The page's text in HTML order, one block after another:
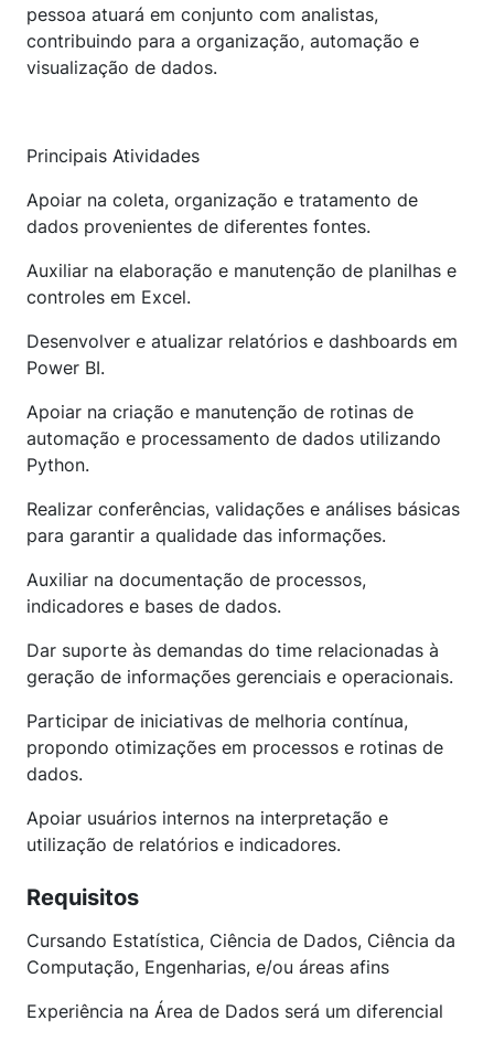
pessoa atuará em conjunto com analistas,
contribuindo para a organização, automação e
visualização de dados.
Principais Atividades
Apoiar na coleta, organização e tratamento de
dados provenientes de diferentes fontes.
Auxiliar na elaboração e manutenção de planilhas e
controles em Excel.
Desenvolver e atualizar relatórios e dashboards em
Power BI.
Apoiar na criação e manutenção de rotinas de
automação e processamento de dados utilizando
Python.
Realizar conferências, validações e análises básicas
para garantir a qualidade das informações.
Auxiliar na documentação de processos,
indicadores e bases de dados.
Dar suporte às demandas do time relacionadas à
geração de informações gerenciais e operacionais.
Participar de iniciativas de melhoria contínua,
propondo otimizações em processos e rotinas de
dados.
Apoiar usuários internos na interpretação e
utilização de relatórios e indicadores.
Requisitos
Cursando Estatística, Ciência de Dados, Ciência da
Computação, Engenharias, e/ou áreas afins
Experiência na Área de Dados será um diferencial